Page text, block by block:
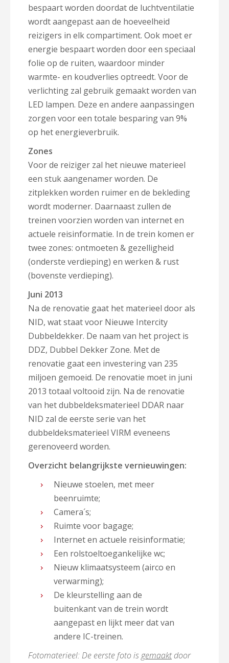
bespaart worden doordat de luchtventilatie
wordt aangepast aan de hoeveelheid
reizigers in elk compartiment. Ook moet er
energie bespaart worden door een speciaal
folie op de ruiten, waardoor minder
warmte- en koudverlies optreedt. Voor de
verlichting zal gebruik gemaakt worden van
LED lampen. Deze en andere aanpassingen
zorgen voor een totale besparing van 9%
op het energieverbruik.
Zones
Voor de reiziger zal het nieuwe materieel
een stuk aangenamer worden. De
zitplekken worden ruimer en de bekleding
wordt moderner. Daarnaast zullen de
treinen voorzien worden van internet en
actuele reisinformatie. In de trein komen er
twee zones: ontmoeten & gezelligheid
(onderste verdieping) en werken & rust
(bovenste verdieping).
Juni 2013
Na de renovatie gaat het materieel door als
NID, wat staat voor Nieuwe Intercity
Dubbeldekker. De naam van het project is
DDZ, Dubbel Dekker Zone. Met de
renovatie gaat een investering van 235
miljoen gemoeid. De renovatie moet in juni
2013 totaal voltooid zijn. Na de renovatie
van het dubbeldeksmaterieel DDAR naar
NID zal de eerste serie van het
dubbeldeksmaterieel VIRM eveneens
gerenoveerd worden.
Overzicht belangrijkste vernieuwingen:
Nieuwe stoelen, met meer
beenruimte;
Camera´s;
Ruimte voor bagage;
Internet en actuele reisinformatie;
Een rolstoeltoegankelijke wc;
Nieuw klimaatsysteem (airco en
verwarming);
De kleurstelling aan de
buitenkant van de trein wordt
aangepast en lijkt meer dat van
andere IC-treinen.
Fotomaterieel: De eerste foto isgemaaktdoor